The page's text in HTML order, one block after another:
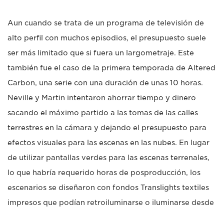
Aun cuando se trata de un programa de televisión de
alto perfil con muchos episodios, el presupuesto suele
ser más limitado que si fuera un largometraje. Este
también fue el caso de la primera temporada de Altered
Carbon, una serie con una duración de unas 10 horas.
Neville y Martin intentaron ahorrar tiempo y dinero
sacando el máximo partido a las tomas de las calles
terrestres en la cámara y dejando el presupuesto para
efectos visuales para las escenas en las nubes. En lugar
de utilizar pantallas verdes para las escenas terrenales,
lo que habría requerido horas de posproducción, los
escenarios se diseñaron con fondos Translights textiles
impresos que podían retroiluminarse o iluminarse desde